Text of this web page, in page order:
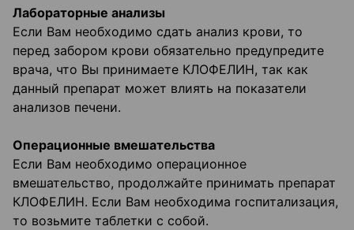
Лабораторные анализы
Если Вам необходимо сдать анализ крови, то
перед забором крови обязательно предупредите
врача, что Вы принимаете КЛОФЕЛИН, так как
данный препарат может влиять на показатели
анализов печени.
Операционные вмешательства
Если Вам необходимо операционное
вмешательство, продолжайте принимать препарат
КЛОФЕЛИН. Если Вам необходима госпитализация,
то возьмите таблетки с собой.